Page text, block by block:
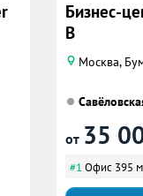
Бизнес-
B
Москва,
от 35
#1 Офис 395 м